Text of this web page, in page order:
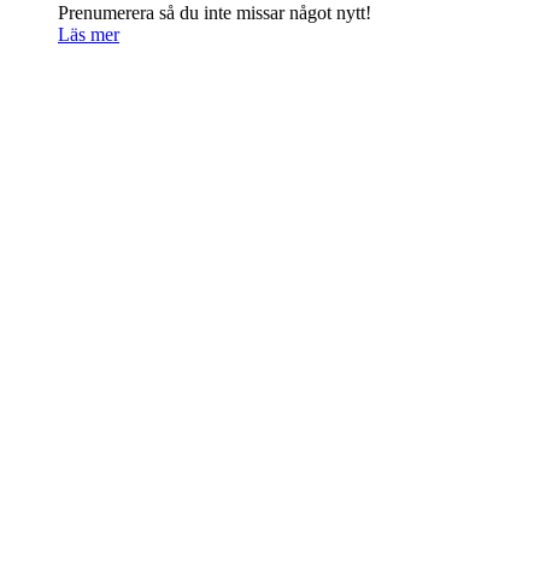
Prenumerera så du inte missar något nytt!
Läs mer